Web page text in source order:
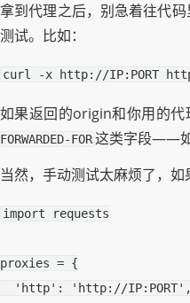
拿到代理之后，别急着往代
测试。比如：
curl -x http://IP:PORT
如果返回的origin和你用的代
FORWARDED-FOR这类字段——如
当然，手动测试太麻烦了，
import requests
proxies = {
'http' : 'http://IP:PORT' ,